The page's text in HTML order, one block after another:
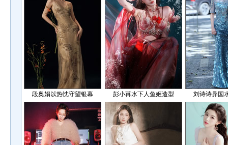
段奥娟以热忱守望银幕 彭小苒水下人鱼姬造型 刘诗诗异国